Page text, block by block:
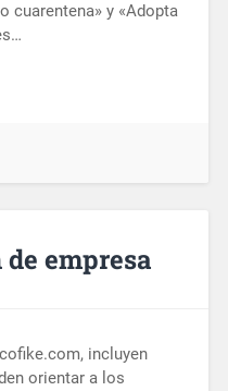
cuarentena» y «Adopta
empresa
incluyen
orientar a los